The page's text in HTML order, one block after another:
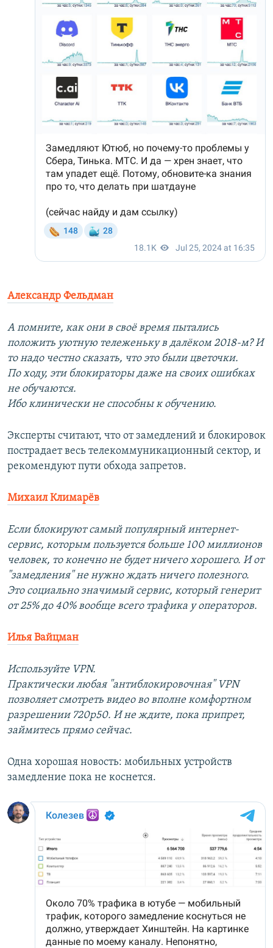
Александр Фельдман
А помните, как они в своё время пытались
положить уютную тележеньку в далёком 2018-м? И
то надо честно сказать, что это были цветочки.
По ходу, эти блокираторы даже на своих ошибках
не обучаются.
Ибо клинически не способны к обучению.
Эксперты считают, что от замедлений и блокировок
пострадает весь телекоммуникационный сектор, и
рекомендуют пути обхода запретов.
Михаил Климарёв
Если блокируют самый популярный интернет-
сервис, которым пользуется больше 100 миллионов
человек, то конечно не будет ничего хорошего. И от
"замедления" не нужно ждать ничего полезного.
Это социально значимый сервис, который генерит
от 25% до 40% вообще всего трафика у операторов.
Илья Вайцман
Используйте VPN.
Практически любая "антиблокировочная" VPN
позволяет смотреть видео во вполне комфортном
разрешении 720р50. И не ждите, пока припрет,
займитесь прямо сейчас.
Одна хорошая новость: мобильных устройств
замедление пока не коснется.